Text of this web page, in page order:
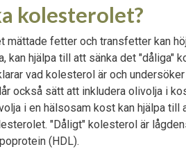
kolesterolet?
mättade fetter och transfetter kan
kan hjälpa till att sänka det "dåliga"
vad kolesterol är och
också sätt att inkludera olivolja i
i en hälsosam kost kan hjälpa till
"Dåligt" kolesterol är
(HDL).